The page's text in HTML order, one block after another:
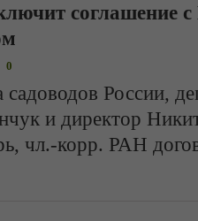
соглашение
0
России,
и директор
чл.-корр. РАН